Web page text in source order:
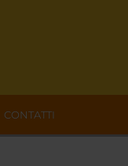
CONTATTI